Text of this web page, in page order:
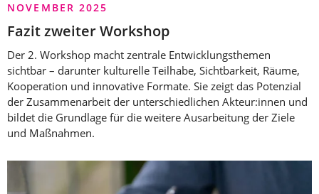
NOVEMBER 2025
Fazit zweiter Workshop
Der 2. Workshop macht zentrale Entwicklungsthemen
sichtbar – darunter kulturelle Teilhabe, Sichtbarkeit, Räume,
Kooperation und innovative Formate. Sie zeigt das Potenzial
der Zusammenarbeit der unterschiedlichen Akteur:innen und
bildet die Grundlage für die weitere Ausarbeitung der Ziele
und Maßnahmen.